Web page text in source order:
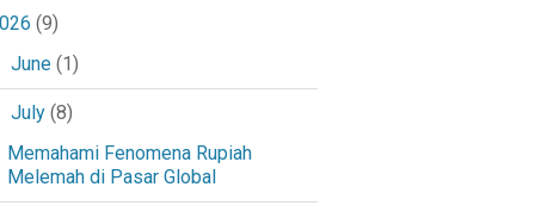
(9)
June(1)
July(8)
Memahami Fenomena Rupiah
Melemah di Pasar Global